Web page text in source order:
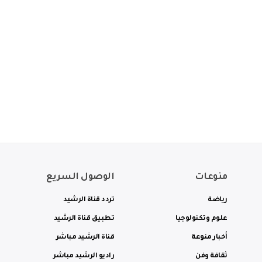
منوعات
رياضة
علوم وتكنولوجيا
أخبار منوعة
ثقافة وفن
الوصول السريع
تردد قناة الرشيد
تطبيق قناة الرشيد
قناة الرشيد مباشر
راديو الرشيد مباشر